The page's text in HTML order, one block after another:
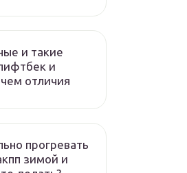
и такие
и
отличия
прогревать
зимой и